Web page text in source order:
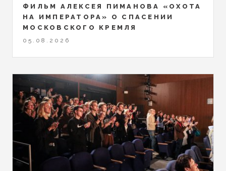
ФИЛЬМ АЛЕКСЕЯ ПИМАНОВА «ОХОТА
НА ИМПЕРАТОРА» О СПАСЕНИИ
МОСКОВСКОГО КРЕМЛЯ
05.08.2026